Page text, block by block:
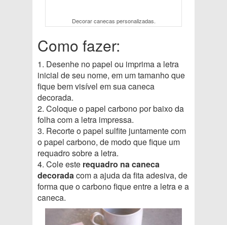
Decorar canecas personalizadas.
Como fazer:
1. Desenhe no papel ou imprima a letra
inicial de seu nome, em um tamanho que
fique bem visível em sua caneca
decorada.
2. Coloque o papel carbono por baixo da
folha com a letra impressa.
3. Recorte o papel sulfite juntamente com
o papel carbono, de modo que fique um
requadro sobre a letra.
4. Cole este requadro na caneca
decoradacom a ajuda da fita adesiva, de
forma que o carbono fique entre a letra e a
caneca.